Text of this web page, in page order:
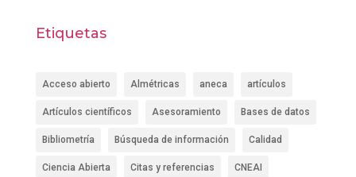
Etiquetas
Acceso abierto Almétricas aneca artículos
Artículos científicos Asesoramiento Bases de datos
Bibliometría Búsqueda de información Calidad
Ciencia Abierta Citas y referencias CNEAI